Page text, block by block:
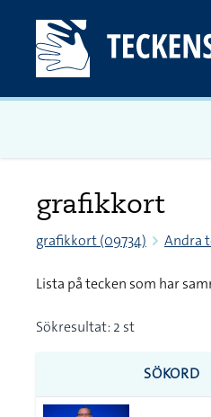
grafikkort
grafikkort (09734) Andra
Lista på tecken som har
Sökresultat: 2 st
SÖKORD